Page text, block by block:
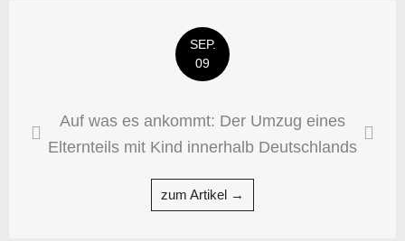
SEP.
09
Auf was es ankommt: Der Umzug eines
Elternteils mit Kind innerhalb Deutschlands
zum Artikel →